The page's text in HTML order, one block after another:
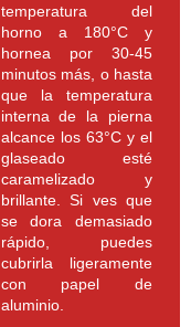
temperatura del
horno a 180°C y
hornea por 30-45
minutos más, o hasta
que la temperatura
interna de la pierna
alcance los 63°C y el
glaseado esté
caramelizado y
brillante. Si ves que
se dora demasiado
rápido, puedes
cubrirla ligeramente
con papel de
aluminio.